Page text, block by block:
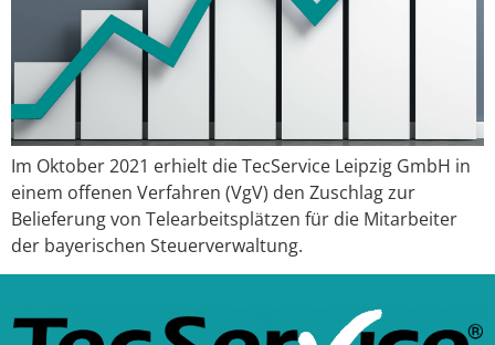
Im Oktober 2021 erhielt die TecService Leipzig GmbH in
einem offenen Verfahren (VgV) den Zuschlag zur
Belieferung von Telearbeitsplätzen für die Mitarbeiter
der bayerischen Steuerverwaltung.